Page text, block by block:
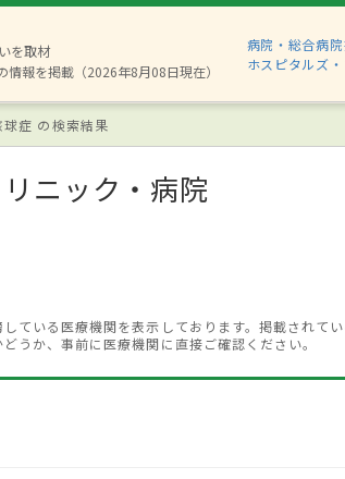
を取材
報を掲載（2026年8月08日現在）
病院・総合病
ホスピタルズ
球症 の検索結果
ニック・病院
ている医療機関を表示しております。掲載されて
うか、事前に医療機関に直接ご確認ください。